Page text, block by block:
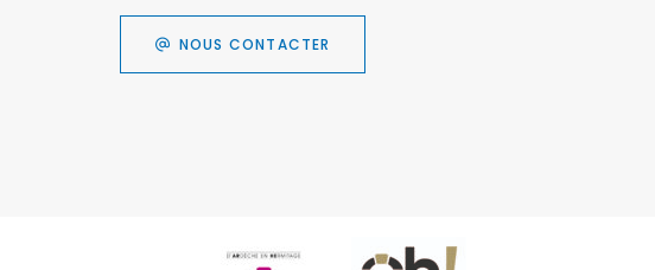
NOUS CONTACTER